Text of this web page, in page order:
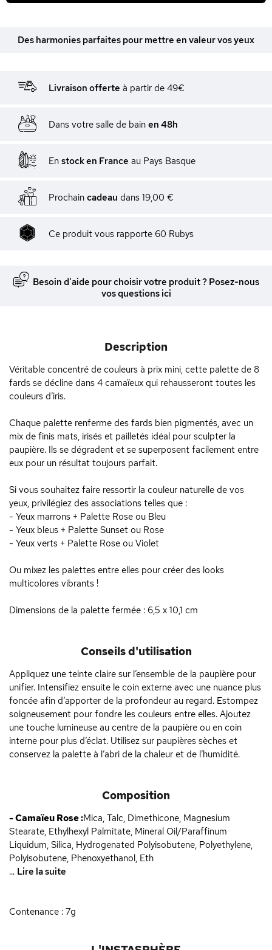
Des harmonies parfaites pour mettre en valeur vos yeux
Livraison offerte à partir de 49€
Dans votre salle de bain en 48h
En stock en France au Pays Basque
Prochain cadeau dans 19,00 €
Ce produit vous rapporte 60 Rubys
Besoin d'aide pour choisir votre produit ? Posez-nous
vos questions ici
Description
Véritable concentré de couleurs à prix mini, cette palette de 8
fards se décline dans 4 camaïeux qui rehausseront toutes les
couleurs d’iris.
Chaque palette renferme des fards bien pigmentés, avec un
mix de finis mats, irisés et pailletés idéal pour sculpter la
paupière. Ils se dégradent et se superposent facilement entre
eux pour un résultat toujours parfait.
Si vous souhaitez faire ressortir la couleur naturelle de vos
yeux, privilégiez des associations telles que :
- Yeux marrons + Palette Rose ou Bleu
- Yeux bleus + Palette Sunset ou Rose
- Yeux verts + Palette Rose ou Violet
Ou mixez les palettes entre elles pour créer des looks
multicolores vibrants !
Dimensions de la palette fermée : 6,5 x 10,1 cm
Conseils d'utilisation
Appliquez une teinte claire sur l’ensemble de la paupière pour
unifier. Intensifiez ensuite le coin externe avec une nuance plus
foncée afin d’apporter de la profondeur au regard. Estompez
soigneusement pour fondre les couleurs entre elles. Ajoutez
une touche lumineuse au centre de la paupière ou en coin
interne pour plus d’éclat. Utilisez sur paupières sèches et
conservez la palette à l’abri de la chaleur et de l’humidité.
Composition
- Camaïeu Rose :Mica, Talc, Dimethicone, Magnesium
Stearate, Ethylhexyl Palmitate, Mineral Oil/Paraffinum
Liquidum, Silica, Hydrogenated Polyisobutene, Polyethylene,
Polyisobutene, Phenoxyethanol, Eth
... Lire la suite
Contenance : 7g